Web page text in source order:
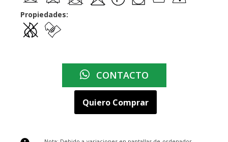
Propiedades:
CONTACTO
Quiero Comprar